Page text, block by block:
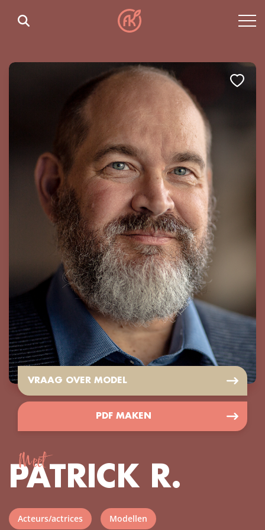
VRAAG OVER MODEL
PDF MAKEN
Meet
PATRICK R.
Acteurs/actrices Modellen